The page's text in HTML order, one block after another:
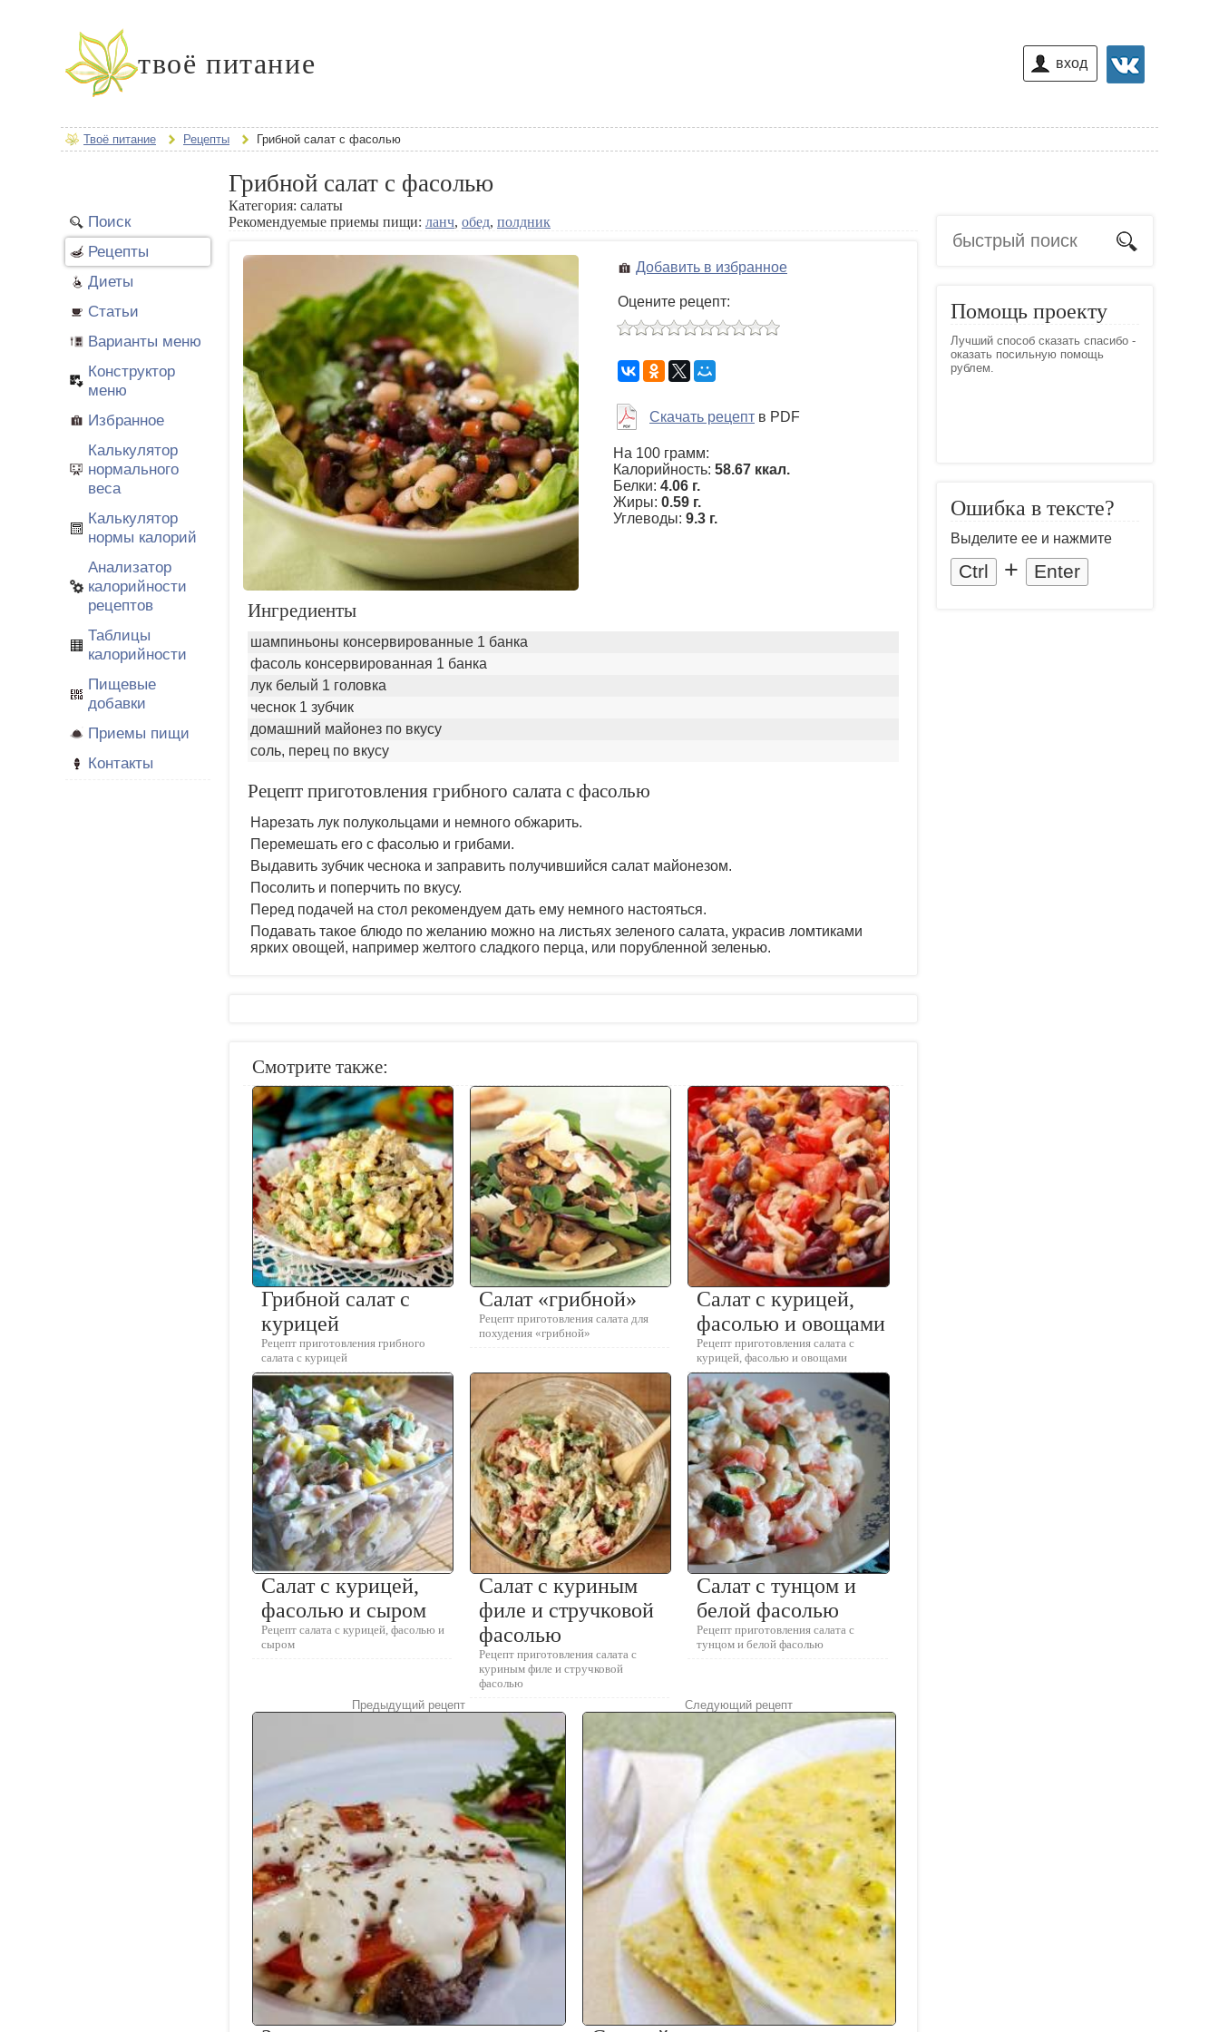
твоё питание вход
Твоё питание Рецепты Грибной салат с фасолью
Поиск
Рецепты
Диеты
Статьи
Варианты меню
Конструктор
меню
Избранное
Калькулятор
нормального
веса
Калькулятор
нормы калорий
Анализатор
калорийности
рецептов
Таблицы
калорийности
Пищевые
добавки
Приемы пищи
Контакты
Грибной салат с фасолью
Категория: салаты
Рекомендуемые приемы пищи: ланч, обед, полдник
Добавить в избранное
Оцените рецепт:
Скачать рецепт в PDF
На 100 грамм:
Калорийность: 58.67 ккал.
Белки: 4.06 г.
Жиры: 0.59 г.
Углеводы: 9.3 г.
Ингредиенты
шампиньоны консервированные 1 банка
фасоль консервированная 1 банка
лук белый 1 головка
чеснок 1 зубчик
домашний майонез по вкусу
соль, перец по вкусу
Рецепт приготовления грибного салата с фасолью
Нарезать лук полукольцами и немного обжарить.
Перемешать его с фасолью и грибами.
Выдавить зубчик чеснока и заправить получившийся салат майонезом.
Посолить и поперчить по вкусу.
Перед подачей на стол рекомендуем дать ему немного настояться.
Подавать такое блюдо по желанию можно на листьях зеленого салата, украсив ломтиками
ярких овощей, например желтого сладкого перца, или порубленной зеленью.
Смотрите также:
Грибной салат с
курицей
Рецепт приготовления грибного
салата с курицей
Салат «грибной»
Рецепт приготовления салата для
похудения «грибной»
Салат с курицей,
фасолью и овощами
Рецепт приготовления салата с
курицей, фасолью и овощами
Салат с курицей,
фасолью и сыром
Рецепт салата с курицей, фасолью и
сыром
Салат с куриным
филе и стручковой
фасолью
Рецепт приготовления салата с
куриным филе и стручковой
фасолью
Салат с тунцом и
белой фасолью
Рецепт приготовления салата с
тунцом и белой фасолью
Предыдущий рецепт Следующий рецепт
Помощь проекту
Лучший способ сказать спасибо -
оказать посильную помощь
рублем.
Ошибка в тексте?
Выделите ее и нажмите
Ctrl + Enter